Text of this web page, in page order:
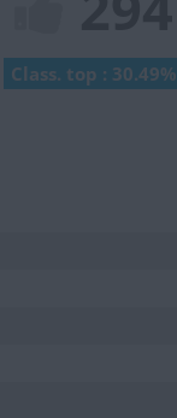
Class. top : 30.49%